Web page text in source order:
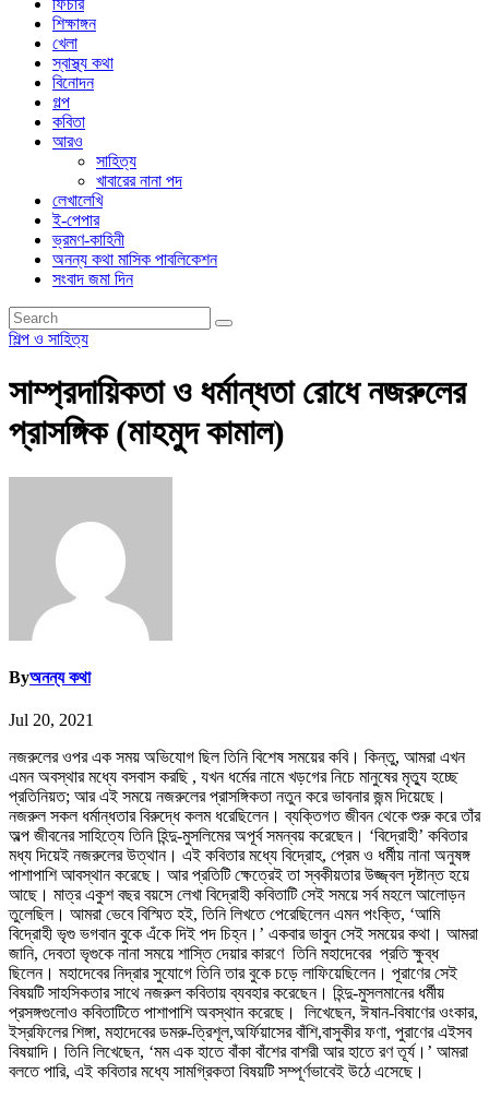
ফিচার
শিক্ষাঙ্গন
খেলা
স্বাস্থ্য কথা
বিনোদন
গল্প
কবিতা
আরও
সাহিত্য
খাবারের নানা পদ
লেখালেখি
ই-পেপার
ভ্রমণ-কাহিনী
অনন্য কথা মাসিক পাবলিকেশন
সংবাদ জমা দিন
শিল্প ও সাহিত্য
সাম্প্রদায়িকতা ও ধর্মান্ধতা রোধে নজরুলের
প্রাসঙ্গিক (মাহমুদ কামাল)
Byঅনন্য কথা
Jul 20, 2021
নজরুলের ওপর এক সময় অভিযোগ ছিল তিনি বিশেষ সময়ের কবি। কিন্তু, আমরা এখন
এমন অবস্থার মধ্যে বসবাস করছি , যখন ধর্মের নামে খড়গের নিচে মানুষের মৃত্যু হচ্ছে
প্রতিনিয়ত; আর এই সময়ে নজরুলের প্রাসঙ্গিকতা নতুন করে ভাবনার জন্ম দিয়েছে।
নজরুল সকল ধর্মান্ধতার বিরুদ্ধে কলম ধরেছিলেন। ব্যক্তিগত জীবন থেকে শুরু করে তাঁর
অল্প জীবনের সাহিত্যে তিনি হিন্দু-মুসলিমের অপূর্ব সমন্বয় করেছেন। ‘বিদ্রোহী’ কবিতার
মধ্য দিয়েই নজরুলের উত্থান। এই কবিতার মধ্যে বিদ্রোহ, প্রেম ও ধর্মীয় নানা অনুষঙ্গ
পাশাপাশি আবস্থান করেছে। আর প্রতিটি ক্ষেত্রেই তা স্বকীয়তার উজ্জ্বল দৃষ্টান্ত হয়ে
আছে। মাত্র একুশ বছর বয়সে লেখা বিদ্রোহী কবিতাটি সেই সময়ে সর্ব মহলে আলোড়ন
তুলেছিল। আমরা ভেবে বিস্মিত হই, তিনি লিখতে পেরেছিলেন এমন পংক্তি, ‘আমি
বিদ্রোহী ভৃগু ভগবান বুকে এঁকে দিই পদ চিহ্ন।’ একবার ভাবুন সেই সময়ের কথা। আমরা
জানি, দেবতা ভৃগুকে নানা সময়ে শাস্তি দেয়ার কারণে তিনি মহাদেবের প্রতি ক্ষুব্ধ
ছিলেন। মহাদেবের নিদ্রার সুযোগে তিনি তার বুকে চড়ে লাফিয়েছিলেন। পূরাণের সেই
বিষয়টি সাহসিকতার সাথে নজরুল কবিতায় ব্যবহার করেছেন। হিন্দু-মুসলমানের ধর্মীয়
প্রসঙ্গগুলোও কবিতাটিতে পাশাপাশি অবস্থান করেছে। লিখেছেন, ঈষান-বিষাণের ওংকার,
ইস্রফিলের শিঙ্গা, মহাদেবের ডমরু-ত্রিশূল,অর্ফিয়াসের বাঁশি,বাসুকীর ফণা, পুরাণের এইসব
বিষয়াদি। তিনি লিখেছেন, ‘মম এক হাতে বাঁকা বাঁশের বাশরী আর হাতে রণ তূর্য।’ আমরা
বলতে পারি, এই কবিতার মধ্যে সামগ্রিকতা বিষয়টি সম্পূর্ণভাবেই উঠে এসেছে।